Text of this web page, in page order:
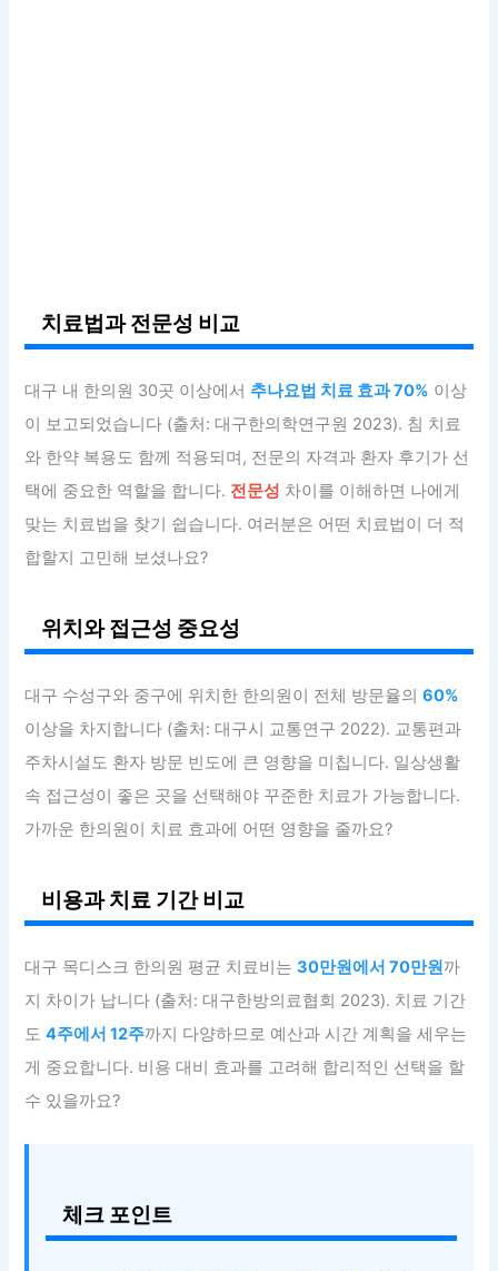
치료법과 전문성 비교
대구 내 한의원 30곳 이상에서 추나요법 치료 효과 70% 이상
이 보고되었습니다 (출처: 대구한의학연구원 2023). 침 치료
와 한약 복용도 함께 적용되며, 전문의 자격과 환자 후기가 선
택에 중요한 역할을 합니다. 전문성 차이를 이해하면 나에게
맞는 치료법을 찾기 쉽습니다. 여러분은 어떤 치료법이 더 적
합할지 고민해 보셨나요?
위치와 접근성 중요성
대구 수성구와 중구에 위치한 한의원이 전체 방문율의60%
이상을 차지합니다 (출처: 대구시 교통연구 2022). 교통편과
주차시설도 환자 방문 빈도에 큰 영향을 미칩니다. 일상생활
속 접근성이 좋은 곳을 선택해야 꾸준한 치료가 가능합니다.
가까운 한의원이 치료 효과에 어떤 영향을 줄까요?
비용과 치료 기간 비교
대구 목디스크 한의원 평균 치료비는30만원에서 70만원까
지 차이가 납니다 (출처: 대구한방의료협회 2023). 치료 기간
도4주에서 12주까지 다양하므로 예산과 시간 계획을 세우는
게 중요합니다. 비용 대비 효과를 고려해 합리적인 선택을 할
수 있을까요?
체크 포인트